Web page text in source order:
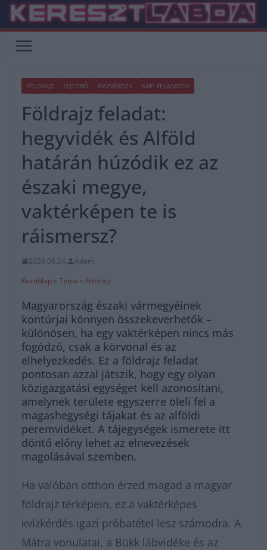
Skip
content
FÖLDRAJZ FEJTÖRŐ KVÍZKÉRDÉS NAPI FELADATOK
Földrajz feladat:
hegyvidék és Alföld
határán húzódik ez az
északi megye,
vaktérképen te is
ráismersz?
2026.06.24.
Adam
Kezdőlap » Téma » Földrajz
Magyarország északi vármegyéinek
kontúrjai könnyen összekeverhetők –
különösen, ha egy vaktérképen nincs más
fogódzó, csak a körvonal és az
elhelyezkedés. Ez a földrajz feladat
pontosan azzal játszik, hogy egy olyan
közigazgatási egységet kell azonosítani,
amelynek területe egyszerre öleli fel a
magashegységi tájakat és az alföldi
peremvidéket. A tájegységek ismerete itt
döntő előny lehet az elnevezések
magolásával szemben.
Ha valóban otthon érzed magad a magyar
földrajz térképein, ez a vaktérképes
kvízkérdés igazi próbatétel lesz számodra. A
Mátra vonulatai, a Bükk lábvidéke és az